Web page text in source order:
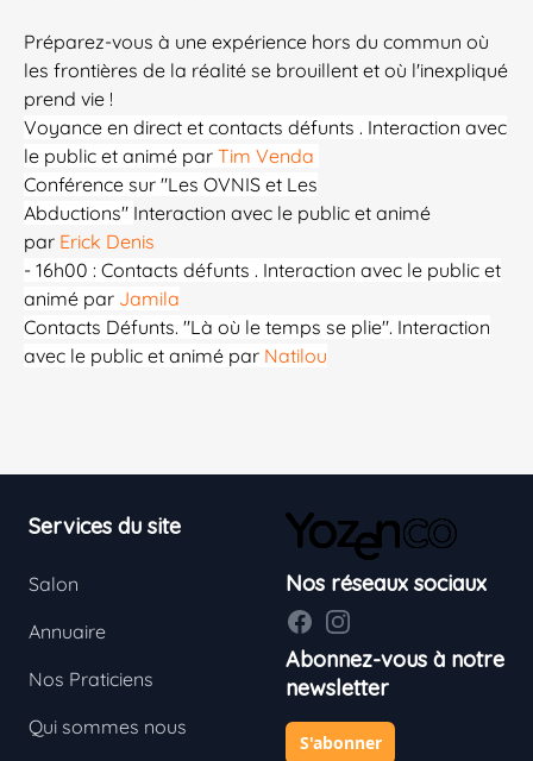
Préparez-vous à une expérience hors du commun où
les frontières de la réalité se brouillent et où l'inexpliqué
prend vie !
Voyance en direct et contacts défunts . Interaction avec
le public et animé par Tim Venda
Conférence sur "Les OVNIS et Les
Abductions" Interaction avec le public et animé
par Erick Denis
- 16h00 : Contacts défunts . Interaction avec le public et
animé par Jamila
Contacts Défunts. "Là où le temps se plie". Interaction
avec le public et animé par Natilou
Services du site
Salon
Annuaire
Nos Praticiens
Qui sommes nous
Nos réseaux sociaux
FacebookInstagram
Abonnez-vous à notre
newsletter
S'abonner